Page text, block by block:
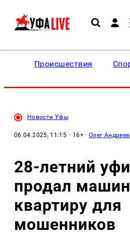
Происшествия
Новости Уфы
06.04.2025, 11:15 · 16+ ·Олег Андреев
28-летний
продал
квартиру для
мошенников